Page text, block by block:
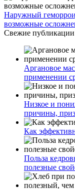
Наружный
возможные
Свежие публикации
Аргановое
применении
Низкое и
причины,
Как
Польза
полезные